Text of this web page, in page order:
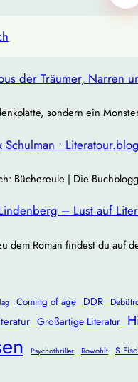
der Träumer, Narren
sondern ein
• Literatour.blog
| Die
– Lust auf
dem Roman findest du auf
Coming of age DDR
Großartige Literatur
Psychothriller Rowohlt